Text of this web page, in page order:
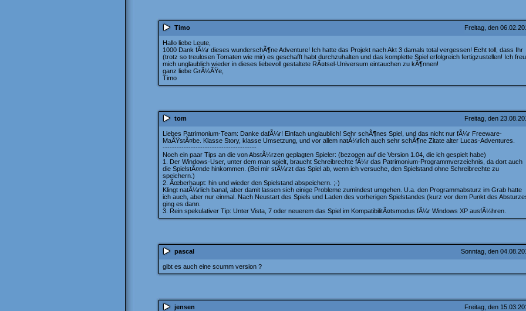
Timo Freitag, den
Hallo liebe Leute,
1000 Dank fÃ¼r dieses wunderschÃ¶ne Adventure! Ich hatte das Projekt nach Akt 3 damals total vergessen! Echt toll, dass Ihr
(trotz so treulosen Tomaten wie mir) es geschafft habt durchzuhalten und das komplette Spiel erfolgreich fertigzustellen! Ich
mich unglaublich wieder in dieses liebevoll gestaltete RÃ¤tsel-Universum eintauchen zu kÃ¶nnen!
ganz liebe GrÃ¼ÃŸe,
Timo
tom Freitag, den
Liebes Patrimonium-Team: Danke dafÃ¼r! Einfach unglaublich! Sehr schÃ¶nes Spiel, und das nicht nur fÃ¼r Freeware-
MaÃŸstÃ¤be. Klasse Story, klasse Umsetzung, und vor allem natÃ¼rlich auch sehr schÃ¶ne Zitate alter Lucas-Adventures.
----------------------------------------
Noch ein paar Tips an die von AbstÃ¼rzen geplagten Spieler: (bezogen auf die Version 1.04, die ich gespielt habe)
1. Der Windows-User, unter dem man spielt, braucht Schreibrechte fÃ¼r das Patrimonium-Programmverzeichnis, da dort auch
die SpielstÃ¤nde hinkommen. (Bei mir stÃ¼rzt das Spiel ab, wenn ich versuche, den Spielstand ohne Schreibrechte zu
speichern.)
2. Ãœberhaupt: hin und wieder den Spielstand abspeichern. ;-)
Klingt natÃ¼rlich banal, aber damit lassen sich einige Probleme zumindest umgehen. U.a. den Programmabsturz im Grab hatte
ich auch, aber nur einmal. Nach Neustart des Spiels und Laden des vorherigen Spielstandes (kurz vor dem Punkt des
ging es dann.
3. Rein spekulativer Tip: Unter Vista, 7 oder neuerem das Spiel im KompatibilitÃ¤tsmodus fÃ¼r Windows XP ausfÃ¼hren.
pascal Sonntag, den
gibt es auch eine scumm version ?
jensen Freitag, den